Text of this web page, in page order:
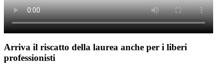
Arriva il riscatto della laurea anche per i liberi
professionisti